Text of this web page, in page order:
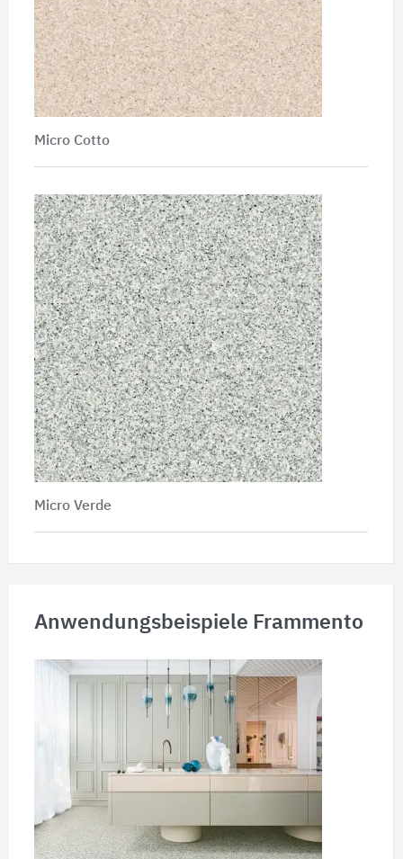
Micro Cotto
Micro Verde
Anwendungsbeispiele Frammento